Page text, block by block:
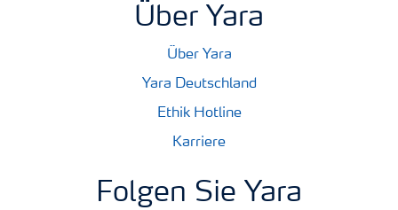
Über Yara
Über Yara
Yara Deutschland
Ethik Hotline
Karriere
Folgen Sie Yara